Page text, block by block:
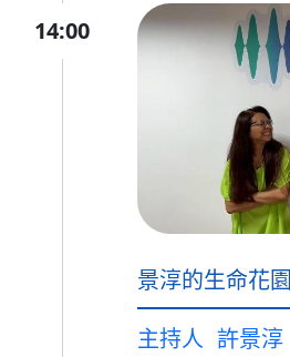
14:00
景淳的生命花園
主持人 許景淳